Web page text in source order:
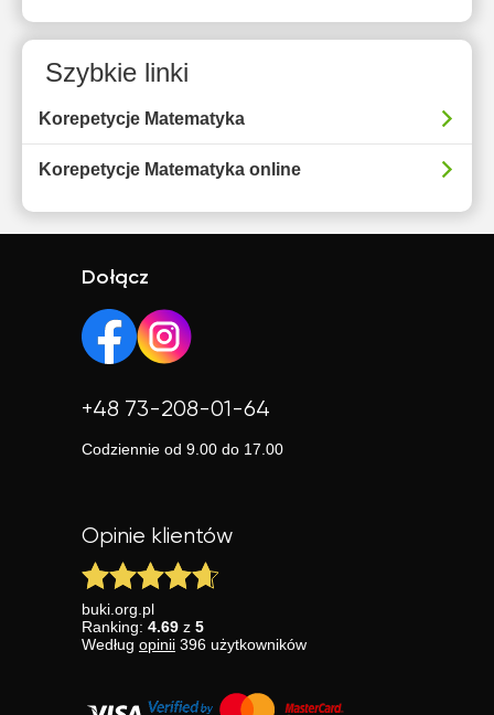
Szybkie linki
Korepetycje Matematyka
Korepetycje Matematyka online
Dołącz
+48 73-208-01-64
Codziennie od 9.00 do 17.00
Opinie klientów
buki.org.pl
Ranking: 4.69 z 5
Według opinii 396 użytkowników